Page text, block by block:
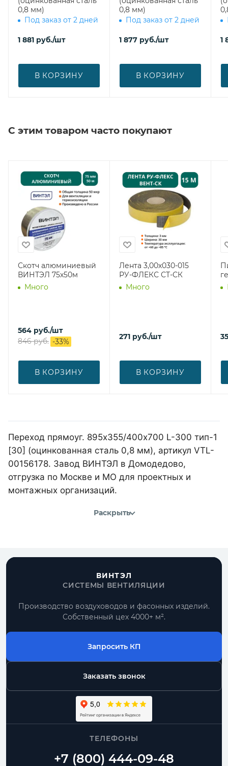
0,8 мм)
Под заказ от 2 дней
1 881 руб./шт
В КОРЗИНУ
0,8 мм)
Под заказ от 2 дней
1 877 руб./шт
В КОРЗИНУ
1
С этим товаром часто покупают
Скотч алюминиевый
ВИНТЭЛ 75х50м
Много
564 руб./шт
846руб. -33%
В КОРЗИНУ
Лента 3,00х030-015
РУ-ФЛЕКС СТ-СК
Много
271 руб./шт
В КОРЗИНУ
Переход прямоуг. 895х355/400х700 L-300 тип-1
[30] (оцинкованная сталь 0,8 мм), артикул VTL-
00156178. Завод ВИНТЭЛ в Домодедово,
отгрузка по Москве и МО для проектных и
монтажных организаций.
Раскрыть
ВИНТЭЛ
СИСТЕМЫ ВЕНТИЛЯЦИИ
Производство воздуховодов и фасонных изделий.
Собственный цех 4000+ м².
Запросить КП
Заказать звонок
ТЕЛЕФОНЫ